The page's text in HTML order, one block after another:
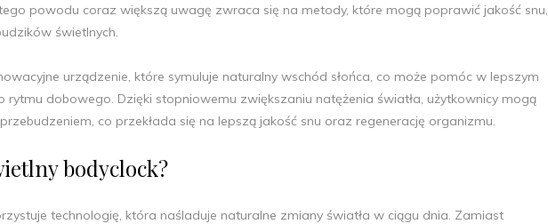
powodu coraz większą uwagę zwraca się na metody, które mogą poprawić jakość snu,
świetlnych.
urządzenie, które symuluje naturalny wschód słońca, co może pomóc w lepszym
dobowego. Dzięki stopniowemu zwiększaniu natężenia światła, użytkownicy mogą
co przekłada się na lepszą jakość snu oraz regenerację organizmu.
bodyclock?
technologię, która naśladuje naturalne zmiany światła w ciągu dnia. Zamiast